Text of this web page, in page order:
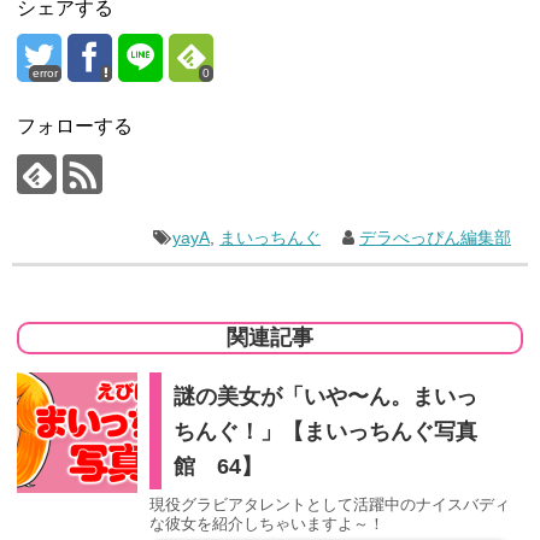
シェアする
error 0
フォローする
yayA まいっちんぐ デラべっぴん編集部
関連記事
謎の美女が「いや〜ん。まいっ
ちんぐ！」【まいっちんぐ写真
館 64】
現役グラビアタレントとして活躍中のナイスバディ
な彼女を紹介しちゃいますよ～！